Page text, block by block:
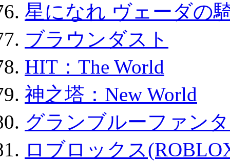
星になれ ヴェーダの
ブラウンダスト
HIT：The World
神之塔：New World
グランブルーファン
ロブロックス